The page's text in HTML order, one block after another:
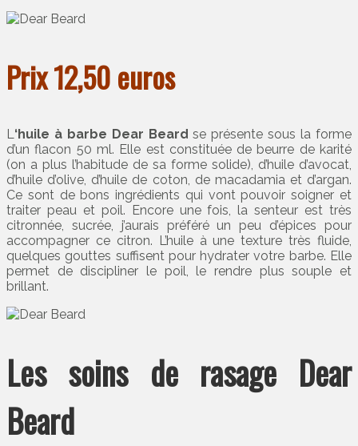
Prix 12,50 euros
L‘huile à barbe Dear Beard se présente sous la forme
d’un flacon 50 ml. Elle est constituée de beurre de karité
(on a plus l’habitude de sa forme solide), d’huile d’avocat,
d’huile d’olive, d’huile de coton, de macadamia et d’argan.
Ce sont de bons ingrédients qui vont pouvoir soigner et
traiter peau et poil. Encore une fois, la senteur est très
citronnée, sucrée, j’aurais préféré un peu d’épices pour
accompagner ce citron. L’huile à une texture très fluide,
quelques gouttes suffisent pour hydrater votre barbe. Elle
permet de discipliner le poil, le rendre plus souple et
brillant.
Les soins de rasage Dear
Beard